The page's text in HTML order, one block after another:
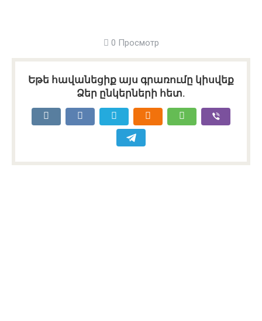
0 Просмотр
Եթե հավանեցիք այս գրառումը կիսվեք
Ձեր ընկերների հետ.